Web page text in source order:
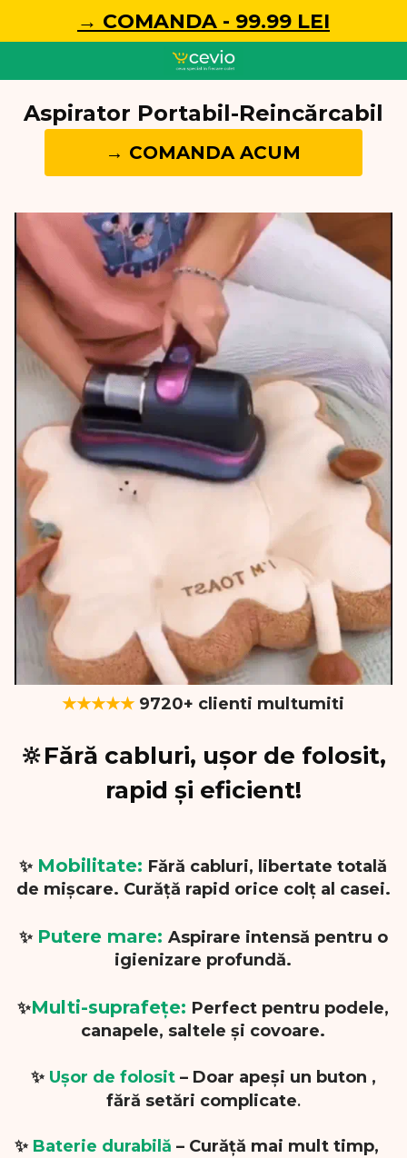
→ COMANDA - 99.99 LEI
Aspirator Portabil-Reincărcabil
→ COMANDA ACUM
★★★★★ 9720+ clienti multumiti
🔆Fără cabluri, ușor de folosit,
rapid și eficient!
✨ Mobilitate: Fără cabluri, libertate totală
de mișcare. Curăță rapid orice colț al casei.
✨ Putere mare: Aspirare intensă pentru o
igienizare profundă.
✨Multi-suprafețe: Perfect pentru podele,
canapele, saltele și covoare.
✨Ușor de folosit– Doar apeși un buton ,
fără setări complicate.
✨ Baterie durabilă – Curăță mai mult timp,